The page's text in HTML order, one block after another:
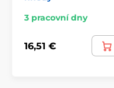
3 pracovní dny
16,51 €